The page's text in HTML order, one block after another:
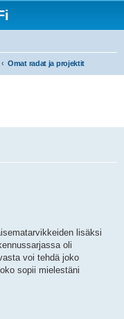
Omat radat ja projektit
lisäksi
oli
voi tehdä joko
sopii mielestäni